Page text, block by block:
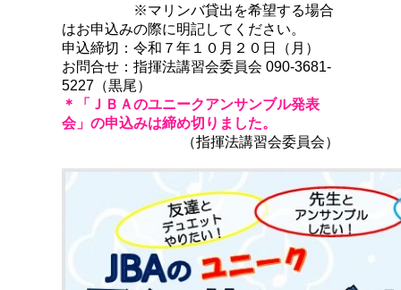
※マリンバ貸出を希望する場合
はお申込みの際に明記してください。
申込締切：令和７年１０月２０日（月）
お問合せ：指揮法講習会委員会 090-3681-
5227（黒尾）
＊
「ＪＢＡのユニークアンサンブル発表
会」 の申込みは締め切りました。
（指揮法講習会委員会）